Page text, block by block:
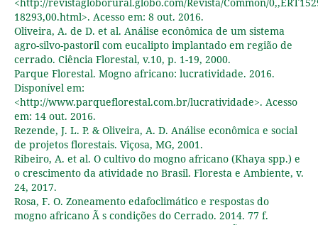
18293,00.html>. Acesso em: 8 out. 2016.
Oliveira, A. de D. et al. Análise econômica de um sistema
agro-silvo-pastoril com eucalipto implantado em região de
cerrado. Ciência Florestal, v.10, p. 1-19, 2000.
Parque Florestal. Mogno africano: lucratividade. 2016.
Disponível em:
<http://www.parqueflorestal.com.br/lucratividade>. Acesso
em: 14 out. 2016.
Rezende, J. L. P. & Oliveira, A. D. Análise econômica e social
de projetos florestais. Viçosa, MG, 2001.
Ribeiro, A. et al. O cultivo do mogno africano (Khaya spp.) e
o crescimento da atividade no Brasil. Floresta e Ambiente, v.
24, 2017.
Rosa, F. O. Zoneamento edafoclimático e respostas do
mogno africano Ã s condições do Cerrado. 2014. 77 f.